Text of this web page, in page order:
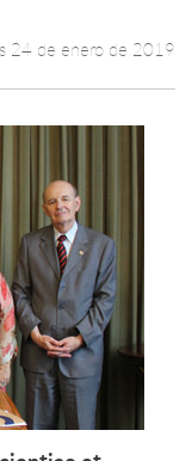
24 de enero de 2019